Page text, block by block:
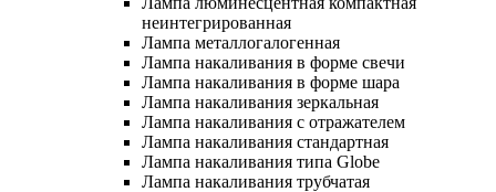
неинтегрированная
Лампа металлогалогенная
Лампа накаливания в форме свечи
Лампа накаливания в форме шара
Лампа накаливания зеркальная
Лампа накаливания с отражателем
Лампа накаливания стандартная
Лампа накаливания типа Globe
Лампа накаливания трубчатая